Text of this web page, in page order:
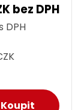
bez DPH
DPH